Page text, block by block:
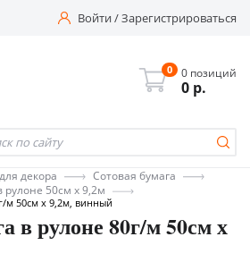
Войти/Зарегистрироваться
0 0 позиций
0 р.
декора
Сотовая бумага
рулоне 50см х 9,2м
м 50см х 9,2м, винный
в рулоне 80г/м 50см х